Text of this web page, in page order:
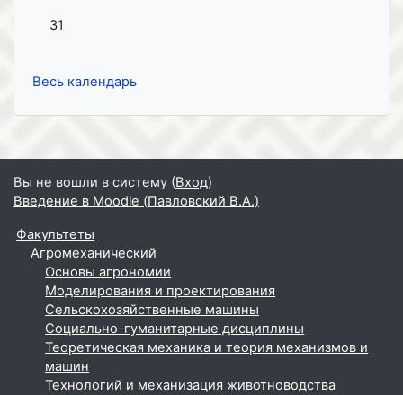
Нет событий, Понедельник 31 Август
31
Весь календарь
Вы не вошли в систему (Вход)
Введение в Moodle (Павловский В.А.)
Факультеты
Агромеханический
Основы агрономии
Моделирования и проектирования
Сельскохозяйственные машины
Социально-гуманитарные дисциплины
Теоретическая механика и теория механизмов и
машин
Технологий и механизация животноводства